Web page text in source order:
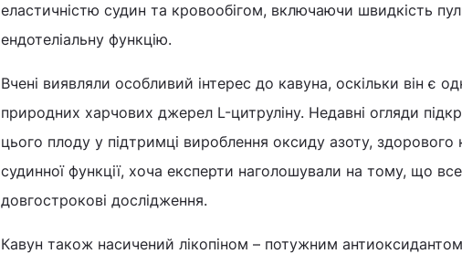
еластичністю судин та кровообігом, включаючи швидкість
ендотеліальну функцію.
Вчені виявляли особливий інтерес до кавуна, оскільки він є
природних харчових джерел L-цитруліну. Недавні огляди
цього плоду у підтримці вироблення оксиду азоту,
судинної функції, хоча експерти наголошували на тому, що все
довгострокові дослідження.
Кавун також насичений лікопіном – потужним